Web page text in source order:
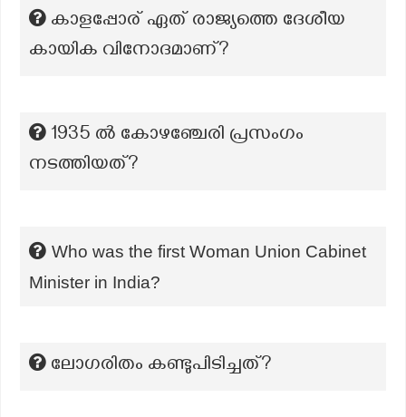
കാളപ്പോര് ഏത് രാജ്യത്തെ ദേശീയ
കായിക വിനോദമാണ്?
1935 ൽ കോഴഞ്ചേരി പ്രസംഗം
നടത്തിയത്?
Who was the first Woman Union Cabinet
Minister in India?
ലോഗരിതം കണ്ടുപിടിച്ചത്?